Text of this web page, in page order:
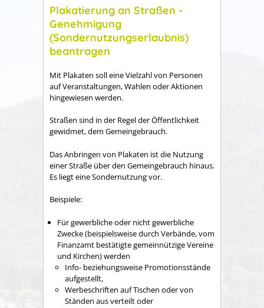
Plakatierung an Straßen -
Genehmigung
(Sondernutzungserlaubnis)
beantragen
Mit Plakaten soll eine Vielzahl von Personen
auf Veranstaltungen, Wahlen oder Aktionen
hingewiesen werden.
Straßen sind in der Regel der Öffentlichkeit
gewidmet, dem Gemeingebrauch.
Das Anbringen von Plakaten ist die Nutzung
einer Straße über den Gemeingebrauch hinaus.
Es liegt eine Sondernutzung vor.
Beispiele:
Für gewerbliche oder nicht gewerbliche
Zwecke (beispielsweise durch Verbände, vom
Finanzamt bestätigte gemeinnützige Vereine
und Kirchen) werden
Info- beziehungsweise Promotionsstände
aufgestellt,
Werbeschriften auf Tischen oder von
Ständen aus verteilt oder